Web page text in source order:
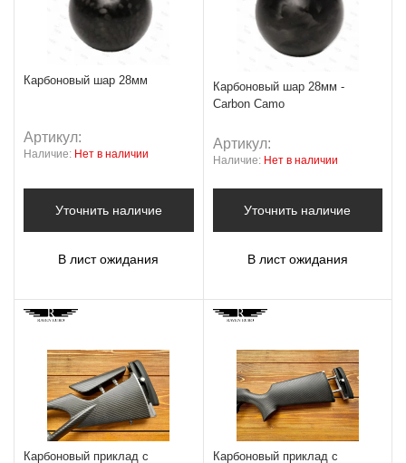
Карбоновый шар 28мм
Артикул:
Наличие: Нет в наличии
Уточнить наличие
В лист ожидания
Карбоновый шар 28мм -
Carbon Camo
Артикул:
Наличие: Нет в наличии
Уточнить наличие
В лист ожидания
Карбоновый приклад с Карбоновый приклад с